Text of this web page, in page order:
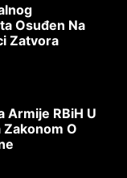
Osuđen Na
Zatvora
Armije RBiH U
O